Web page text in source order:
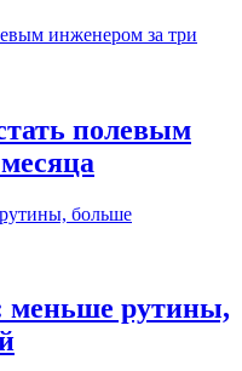
полевым
меньше рутины,